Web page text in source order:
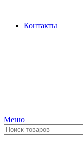
Контакты
Меню